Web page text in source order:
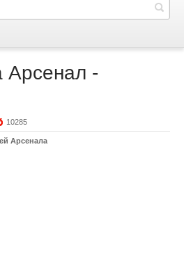
Арсенал -
10285
Арсенала